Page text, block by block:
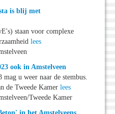
is blij met
staan voor complexe
lees
ook in Amstelveen
u weer naar de stembus.
de Tweede Kamer lees
Tweede Kamer